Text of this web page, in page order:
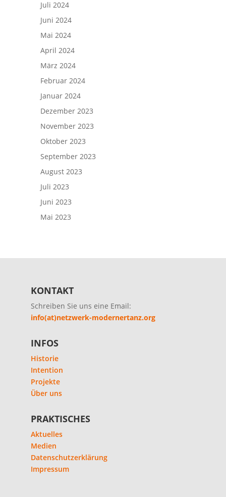
Juli 2024
Juni 2024
Mai 2024
April 2024
März 2024
Februar 2024
Januar 2024
Dezember 2023
November 2023
Oktober 2023
September 2023
August 2023
Juli 2023
Juni 2023
Mai 2023
KONTAKT
Schreiben Sie uns eine Email:
info(at)netzwerk-modernertanz.org
INFOS
Historie
Intention
Projekte
Über uns
PRAKTISCHES
Aktuelles
Medien
Datenschutzerklärung
Impressum